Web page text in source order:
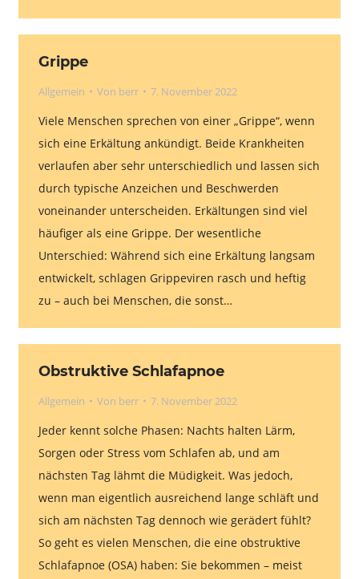
Grippe
Allgemein Von berr 7. November 2022
Viele Menschen sprechen von einer „Grippe“, wenn
sich eine Erkältung ankündigt. Beide Krankheiten
verlaufen aber sehr unterschiedlich und lassen sich
durch typische Anzeichen und Beschwerden
voneinander unterscheiden. Erkältungen sind viel
häufiger als eine Grippe. Der wesentliche
Unterschied: Während sich eine Erkältung langsam
entwickelt, schlagen Grippeviren rasch und heftig
zu – auch bei Menschen, die sonst…
Obstruktive Schlafapnoe
Allgemein Von berr 7. November 2022
Jeder kennt solche Phasen: Nachts halten Lärm,
Sorgen oder Stress vom Schlafen ab, und am
nächsten Tag lähmt die Müdigkeit. Was jedoch,
wenn man eigentlich ausreichend lange schläft und
sich am nächsten Tag dennoch wie gerädert fühlt?
So geht es vielen Menschen, die eine obstruktive
Schlafapnoe (OSA) haben: Sie bekommen – meist